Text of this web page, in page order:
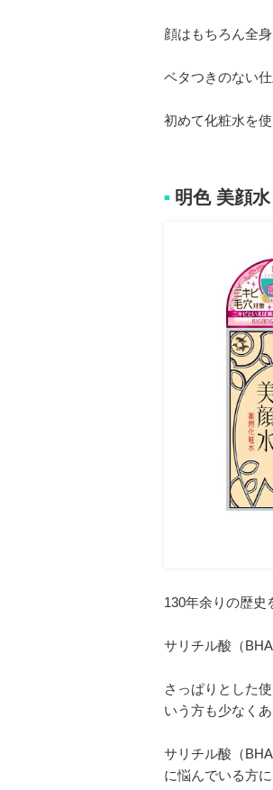
顔はもちろん全
ベタつきのない
初めて化粧水を
■ 明色 美顔
130年余りの歴史
サリチル酸（
さっぱりとした
いう方も少なくあ
サリチル酸（
に悩んでいる方